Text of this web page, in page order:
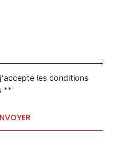
les conditions
**